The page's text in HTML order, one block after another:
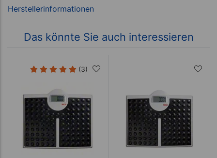
Das könnte Sie auch interessieren
(3)